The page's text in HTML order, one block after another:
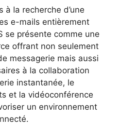
à la recherche d’une
e-mails entièrement
se présente comme une
offrant non seulement
messagerie mais aussi
à la collaboration
instantanée, le
et la vidéoconférence
un environnement